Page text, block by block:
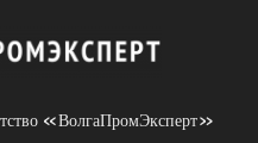
«ВолгаПромЭксперт»